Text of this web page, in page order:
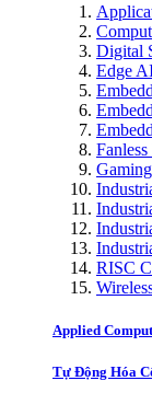
Digital
Edge
RISC
Applied
Tự Động Hóa